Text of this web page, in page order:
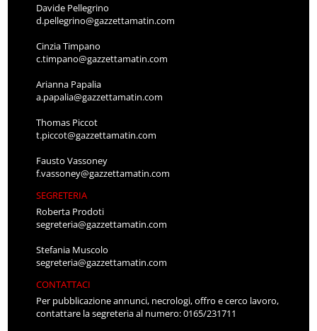
Davide Pellegrino
d.pellegrino@gazzettamatin.com
Cinzia Timpano
c.timpano@gazzettamatin.com
Arianna Papalia
a.papalia@gazzettamatin.com
Thomas Piccot
t.piccot@gazzettamatin.com
Fausto Vassoney
f.vassoney@gazzettamatin.com
SEGRETERIA
Roberta Prodoti
segreteria@gazzettamatin.com
Stefania Muscolo
segreteria@gazzettamatin.com
CONTATTACI
Per pubblicazione annunci, necrologi, offro e cerco lavoro,
contattare la segreteria al numero: 0165/231711